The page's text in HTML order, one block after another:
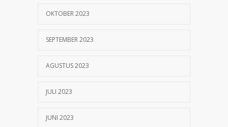
OKTOBER 2023
SEPTEMBER 2023
AGUSTUS 2023
JULI 2023
JUNI 2023